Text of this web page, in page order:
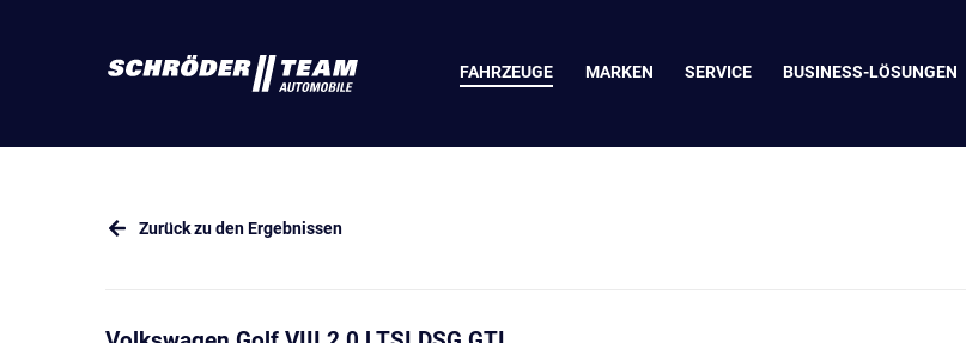
FAHRZEUGE MARKEN SERVICE BUSINESS-LÖSUNGEN
Zurück zu den Ergebnissen